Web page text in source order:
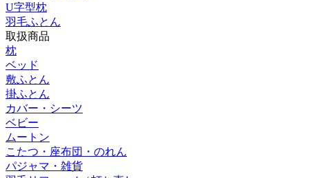
U字型枕
羽毛ふとん
取扱商品
枕
ベッド
敷ふとん
掛ふとん
カバー・シーツ
ベビー
ムートン
こたつ・座布団・のれん
パジャマ・雑貨